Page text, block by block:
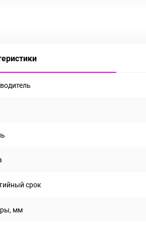
срок
мм